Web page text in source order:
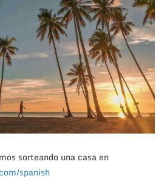
sorteando una casa en
spanish